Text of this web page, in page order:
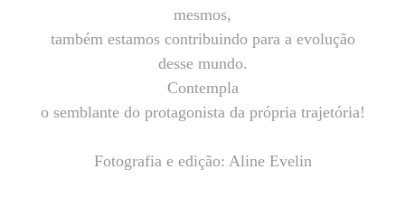
mesmos,
também estamos contribuindo para a evolução
desse mundo.
Contempla
o semblante do protagonista da própria trajetória!
Fotografia e edição: Aline Evelin